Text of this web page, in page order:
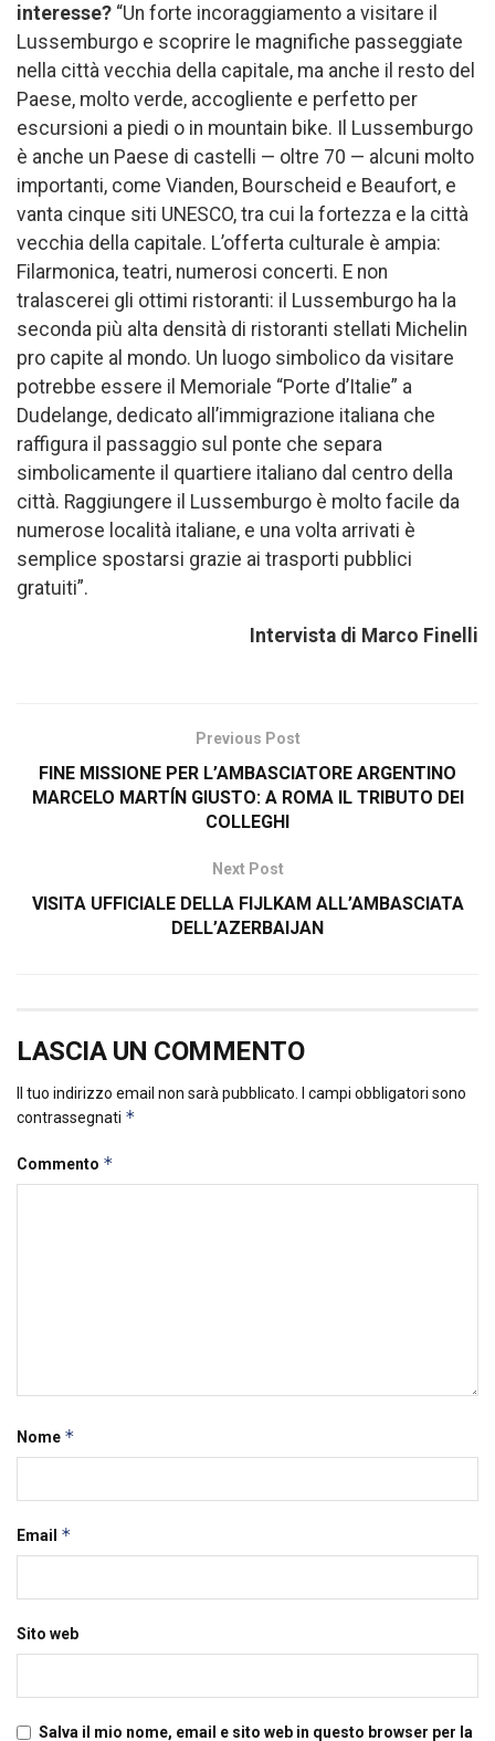
interesse? “Un forte incoraggiamento a visitare il
Lussemburgo e scoprire le magnifiche passeggiate
nella città vecchia della capitale, ma anche il resto del
Paese, molto verde, accogliente e perfetto per
escursioni a piedi o in mountain bike. Il Lussemburgo
è anche un Paese di castelli — oltre 70 — alcuni molto
importanti, come Vianden, Bourscheid e Beaufort, e
vanta cinque siti UNESCO, tra cui la fortezza e la città
vecchia della capitale. L’offerta culturale è ampia:
Filarmonica, teatri, numerosi concerti. E non
tralascerei gli ottimi ristoranti: il Lussemburgo ha la
seconda più alta densità di ristoranti stellati Michelin
pro capite al mondo. Un luogo simbolico da visitare
potrebbe essere il Memoriale “Porte d’Italie” a
Dudelange, dedicato all’immigrazione italiana che
raffigura il passaggio sul ponte che separa
simbolicamente il quartiere italiano dal centro della
città. Raggiungere il Lussemburgo è molto facile da
numerose località italiane, e una volta arrivati è
semplice spostarsi grazie ai trasporti pubblici
gratuiti”.
Intervista di Marco Finelli
Previous Post
FINE MISSIONE PER L’AMBASCIATORE ARGENTINO
MARCELO MARTÍN GIUSTO: A ROMA IL TRIBUTO DEI
COLLEGHI
Next Post
VISITA UFFICIALE DELLA FIJLKAM ALL’AMBASCIATA
DELL’AZERBAIJAN
LASCIA UN COMMENTO
Il tuo indirizzo email non sarà pubblicato.
I campi obbligatori sono
contrassegnati *
Commento *
Nome *
Email *
Sito web
Salva il mio nome, email e sito web in questo browser per la